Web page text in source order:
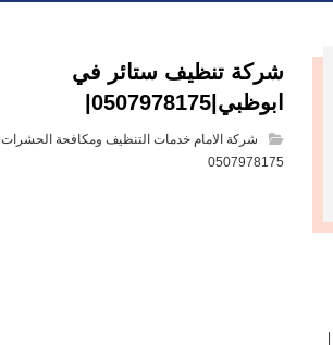
شركة تنظيف ستائر في
ابوظبي|0507978175|
شركة الامام خدمات التنظيف ومكافحة الحشرات |
0507978175